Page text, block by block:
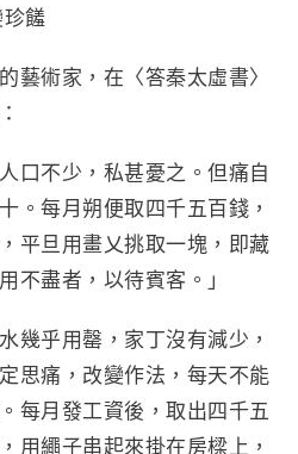
饈
藝術家，在〈答秦太虛書〉
口不少，私甚憂之。但痛自
。每月朔便取四千五百錢，
平旦用畫乂挑取一塊，即藏
不盡者，以待賓客。」
幾乎用罄，家丁沒有減少，
思痛，改變作法，每天不能
每月發工資後，取出四千五
用繩子串起來掛在房樑上，